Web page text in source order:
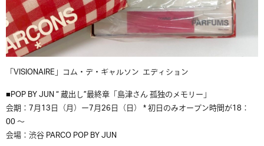
「VISIONAIRE」コム・デ・ギャルソン エディション
■POP BY JUN “蔵出し”最終章「島津さん 孤独のメモリー」
会期：7月13日（月）ー7月26日（日） * 初日のみオープン時間が18：
00 ～
会場：渋谷 PARCO POP BY JUN